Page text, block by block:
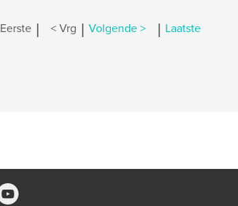
Eerste | < Vrg | Volgende > | Laatste